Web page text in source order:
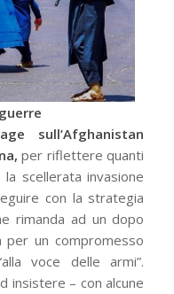
sull’Afghanistan
per riflettere quanti
scellerata invasione
con la strategia
rimanda ad un dopo
per un compromesso
voce delle armi”.
insistere – con alcune